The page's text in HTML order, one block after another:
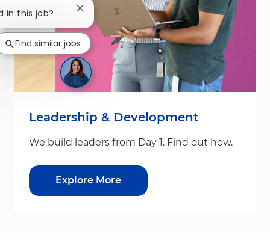
Leadership & Development
We build leaders from Day 1. Find out how.
Explore More
in this job? Close chatbot notification
Find similar jobs